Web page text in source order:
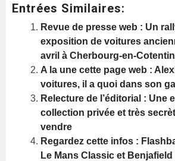
Entrées Similaires:
Revue de presse web : Un
exposition de voitures
avril à Cherbourg-en-Cotentin
A la une cette page web :
voitures, il a quoi dans son
Relecture de l’éditorial : Une
collection privée et très
vendre
Regardez cette infos :
Le Mans Classic et Benjafield